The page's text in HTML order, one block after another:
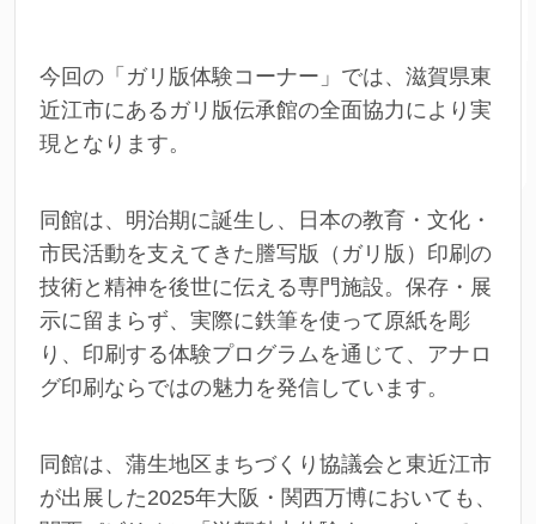
今回の「ガリ版体験コーナー」では、滋賀県東
近江市にあるガリ版伝承館の全面協力により実
現となります。
同館は、明治期に誕生し、日本の教育・文化・
市民活動を支えてきた謄写版（ガリ版）印刷の
技術と精神を後世に伝える専門施設。保存・展
示に留まらず、実際に鉄筆を使って原紙を彫
り、印刷する体験プログラムを通じて、アナロ
グ印刷ならではの魅力を発信しています。
同館は、蒲生地区まちづくり協議会と東近江市
が出展した2025年大阪・関西万博においても、